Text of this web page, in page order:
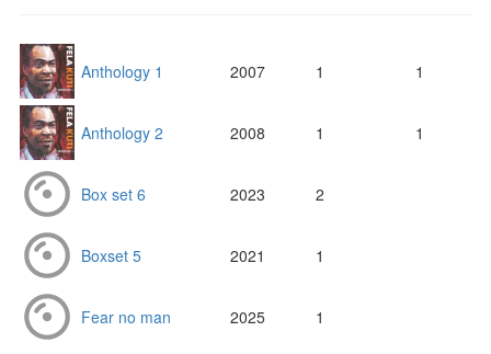
Anthology 1 2007 1 1
Anthology 2 2008 1 1
Box set 6 2023 2
Boxset 5 2021 1
Fear no man 2025 1